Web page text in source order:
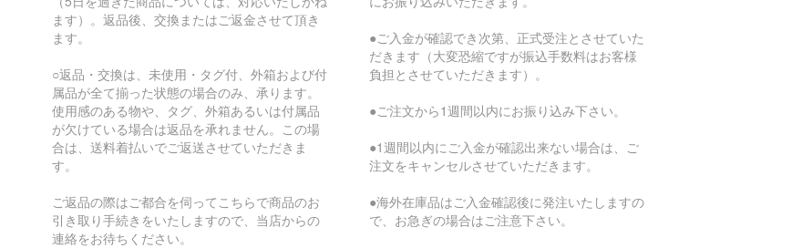
ます）。返品後、交換またはご返金させて頂き
ます。
○返品・交換は、未使用・タグ付、外箱および付
属品が全て揃った状態の場合のみ、承ります。
使用感のある物や、タグ、外箱あるいは付属品
が欠けている場合は返品を承れません。この場
合は、送料着払いでご返送させていただきま
す。
ご返品の際はご都合を伺ってこちらで商品のお
引き取り手続きをいたしますので、当店からの
連絡をお待ちください。
●ご入金が確認でき次第、正式受注とさせていた
だきます（大変恐縮ですが振込手数料はお客様
負担とさせていただきます）。
●ご注文から1週間以内にお振り込み下さい。
●1週間以内にご入金が確認出来ない場合は、ご
注文をキャンセルさせていただきます。
●海外在庫品はご入金確認後に発注いたしますの
で、お急ぎの場合はご注意下さい。